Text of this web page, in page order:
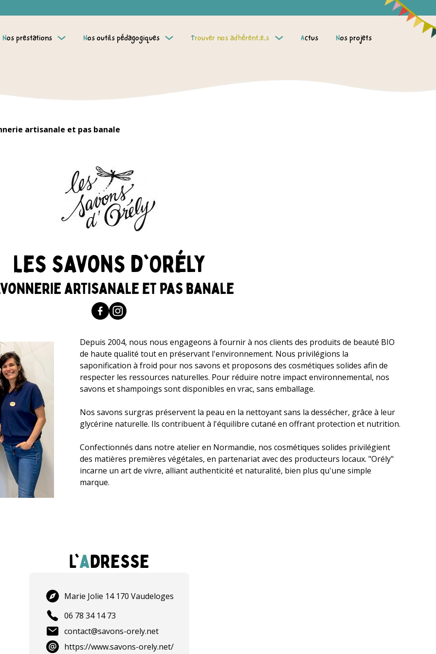
Nos prestations Nos outils pédagogiques Trouver nos adhérent.e.s Actus Nos projets
artisanale et pas banale
Les savons d'Orély
artisanale et pas banale
Depuis 2004, nous nous engageons à fournir à nos clients des produits de beauté BIO
de haute qualité tout en préservant l'environnement. Nous privilégions la
saponification à froid pour nos savons et proposons des cosmétiques solides afin de
respecter les ressources naturelles. Pour réduire notre impact environnemental, nos
savons et shampoings sont disponibles en vrac, sans emballage.
Nos savons surgras préservent la peau en la nettoyant sans la dessécher, grâce à leur
glycérine naturelle. Ils contribuent à l'équilibre cutané en offrant protection et nutrition.
Confectionnés dans notre atelier en Normandie, nos cosmétiques solides privilégient
des matières premières végétales, en partenariat avec des producteurs locaux. "Orély"
incarne un art de vivre, alliant authenticité et naturalité, bien plus qu'une simple
marque.
L'adresse
Marie Jolie 14 170 Vaudeloges
06 78 34 14 73
contact@savons-orely.net
https://www.savons-orely.net/